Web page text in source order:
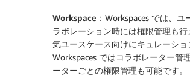
Workspace： Workspaces では、
ラボレーション時には権限管理も
気ユースケース向けにキュレーシ
Workspaces ではコラボレーター管
ーターごとの権限管理も可能です。